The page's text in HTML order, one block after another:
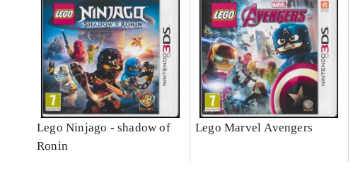
Lego Ninjago - shadow of
Ronin
Lego Marvel Avengers